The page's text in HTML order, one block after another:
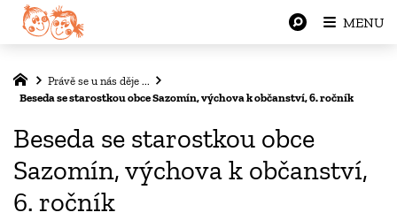
Právě se u nás děje ...
Beseda se starostkou obce Sazomín, výchova k občanství, 6. ročník
Beseda se starostkou obce
Sazomín, výchova k občanství,
6. ročník
MENU